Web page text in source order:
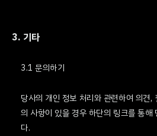
3. 기타
3.1 문의하기
당사의 개인 정보 처리와 관련하여 의견,
의 사항이 있을 경우 하단의 링크를 통해
다.